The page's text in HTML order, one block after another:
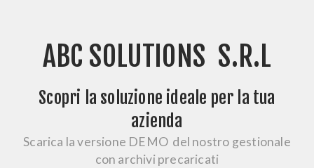
ABC SOLUTIONS S.R.L
Scopri la soluzione ideale per la tua
azienda
Scarica laversione DEMO del nostro gestionale
con archivi precaricati